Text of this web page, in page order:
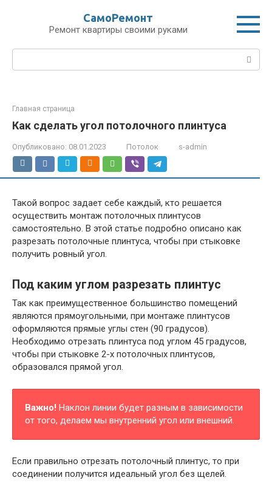
СамоРемонт
Ремонт квартиры своими руками
Поиск:
Главная страница
Как сделать угол потолочного плинтуса
Опубликовано: 08.01.2023 Потолок s-admin
Такой вопрос задает себе каждый, кто решается
осуществить монтаж потолочных плинтусов
самостоятельно. В этой статье подробно описано как
разрезать потолочные плинтуса, чтобы при стыковке
получить ровный угол.
Под каким углом разрезать плинтус
Так как преимущественное большинство помещений
являются прямоугольными, при монтаже плинтусов
оформляются прямые углы стен (90 градусов).
Необходимо отрезать плинтуса под углом 45 градусов,
чтобы при стыковке 2-х потолочных плинтусов,
образовался прямой угол.
Важно! Наклон линии будет разным в зависимости
от того, делаем мы внутренний угол или внешний.
Если правильно отрезать потолочный плинтус, то при
соединении получится идеальный угол без щелей.